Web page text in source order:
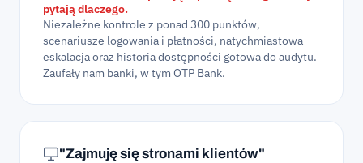
pytają dlaczego.
Niezależne kontrole z ponad 300 punktów,
scenariusze logowania i płatności, natychmiastowa
eskalacja oraz historia dostępności gotowa do audytu.
Zaufały nam banki, w tym OTP Bank.
"Zajmuję się stronami klientów"